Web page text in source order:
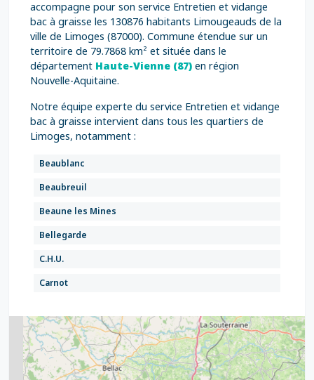
accompagne pour son service Entretien et vidange
bac à graisse les 130876 habitants Limougeauds de la
ville de Limoges (87000). Commune étendue sur un
territoire de 79.7868 km² et située dans le
département Haute-Vienne (87) en région
Nouvelle-Aquitaine.
Notre équipe experte du service Entretien et vidange
bac à graisse intervient dans tous les quartiers de
Limoges, notamment :
Beaublanc
Beaubreuil
Beaune les Mines
Bellegarde
C.H.U.
Carnot
Cité de la Bastide
Durkheim
2
5